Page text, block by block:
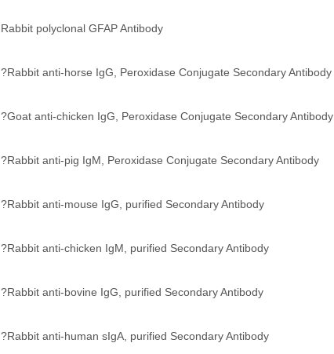
Rabbit polyclonal GFAP Antibody
?Rabbit anti-horse IgG, Peroxidase Conjugate Secondary Antibody
?Goat anti-chicken IgG, Peroxidase Conjugate Secondary Antibody
?Rabbit anti-pig IgM, Peroxidase Conjugate Secondary Antibody
?Rabbit anti-mouse IgG, purified Secondary Antibody
?Rabbit anti-chicken IgM, purified Secondary Antibody
?Rabbit anti-bovine IgG, purified Secondary Antibody
?Rabbit anti-human sIgA, purified Secondary Antibody